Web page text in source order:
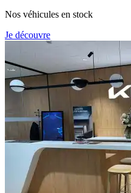
Nos véhicules en stock
Je découvre